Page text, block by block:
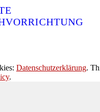
Datenschutzerklärung.
.